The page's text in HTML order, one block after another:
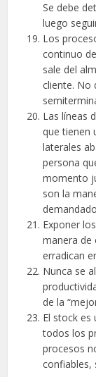
Se debe
luego
Los
continuo
sale del
cliente. No
Las líneas
que tienen
laterales
persona
momento
son la
Exponer
manera de
erradican
Nunca se
de la
El stock es
todos los
procesos
confiables,